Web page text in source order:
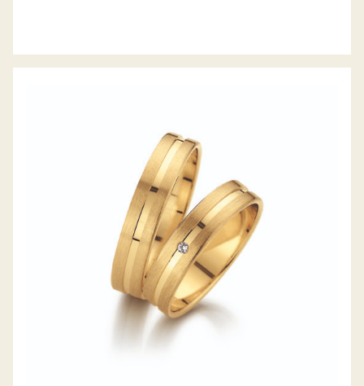
GERSTNER TRAURINGE